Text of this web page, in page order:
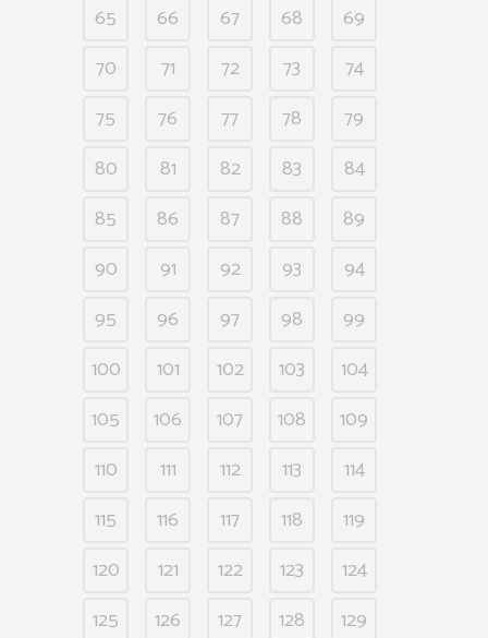
65
66 67 68
69
70
71 72 73
74
75
76 77 78
79
80
81 82 83
84
85
86 87 88
89
90
91 92 93
94
95
96 97 98
99
100
101 102 103
104
105
106 107 108
109
110
111 112 113
114
115
116 117 118
119
120
121 122 123
124
125
126 127 128
129